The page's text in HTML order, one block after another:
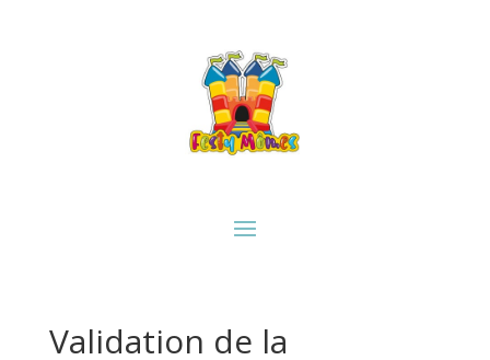
Validation de la